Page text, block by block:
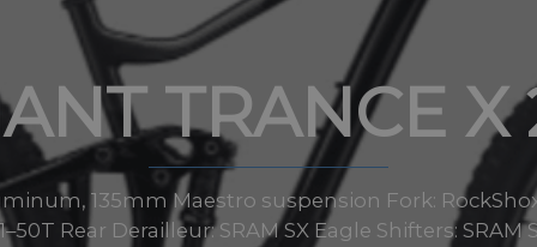
TRANCE X
135mm Maestro suspension Fork:
Rear Derailleur: SRAM SX Eagle Shifters: SRAM